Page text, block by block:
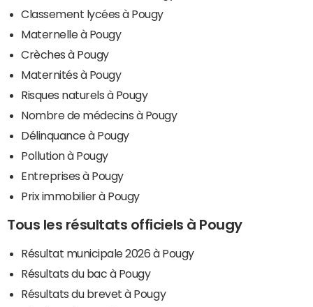
Classement lycées à Pougy
Maternelle à Pougy
Crèches à Pougy
Maternités à Pougy
Risques naturels à Pougy
Nombre de médecins à Pougy
Délinquance à Pougy
Pollution à Pougy
Entreprises à Pougy
Prix immobilier à Pougy
Tous les résultats officiels à Pougy
Résultat municipale 2026 à Pougy
Résultats du bac à Pougy
Résultats du brevet à Pougy